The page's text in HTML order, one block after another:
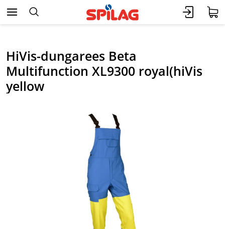
HiVis-dungarees Beta
Multifunction XL9300 royal(hiVis
yellow